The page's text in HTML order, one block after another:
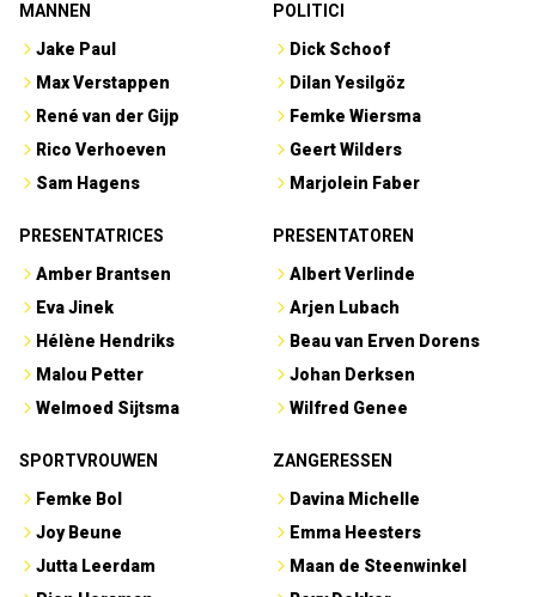
MANNEN
Jake Paul
Max Verstappen
René van der Gijp
Rico Verhoeven
Sam Hagens
POLITICI
Dick Schoof
Dilan Yesilgöz
Femke Wiersma
Geert Wilders
Marjolein Faber
PRESENTATRICES
Amber Brantsen
Eva Jinek
Hélène Hendriks
Malou Petter
Welmoed Sijtsma
PRESENTATOREN
Albert Verlinde
Arjen Lubach
Beau van Erven Dorens
Johan Derksen
Wilfred Genee
SPORTVROUWEN
Femke Bol
Joy Beune
Jutta Leerdam
ZANGERESSEN
Davina Michelle
Emma Heesters
Maan de Steenwinkel